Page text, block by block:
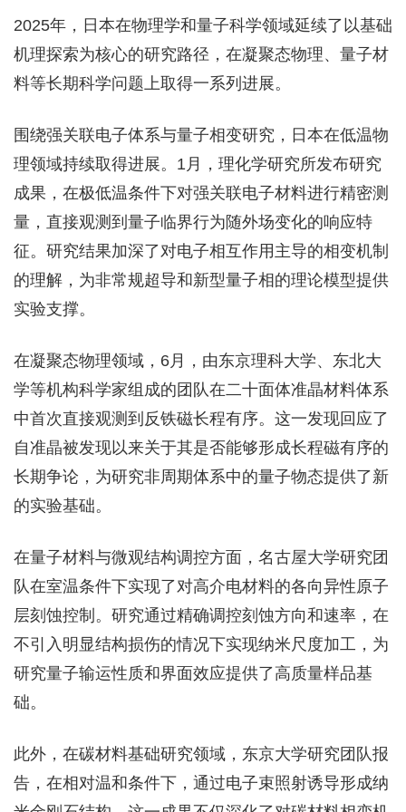
2025年，日本在物理学和量子科学领域延续了以基础
机理探索为核心的研究路径，在凝聚态物理、量子材
料等长期科学问题上取得一系列进展。
围绕强关联电子体系与量子相变研究，日本在低温物
理领域持续取得进展。1月，理化学研究所发布研究
成果，在极低温条件下对强关联电子材料进行精密测
量，直接观测到量子临界行为随外场变化的响应特
征。研究结果加深了对电子相互作用主导的相变机制
的理解，为非常规超导和新型量子相的理论模型提供
实验支撑。
在凝聚态物理领域，6月，由东京理科大学、东北大
学等机构科学家组成的团队在二十面体准晶材料体系
中首次直接观测到反铁磁长程有序。这一发现回应了
自准晶被发现以来关于其是否能够形成长程磁有序的
长期争论，为研究非周期体系中的量子物态提供了新
的实验基础。
在量子材料与微观结构调控方面，名古屋大学研究团
队在室温条件下实现了对高介电材料的各向异性原子
层刻蚀控制。研究通过精确调控刻蚀方向和速率，在
不引入明显结构损伤的情况下实现纳米尺度加工，为
研究量子输运性质和界面效应提供了高质量样品基
础。
此外，在碳材料基础研究领域，东京大学研究团队报
告，在相对温和条件下，通过电子束照射诱导形成纳